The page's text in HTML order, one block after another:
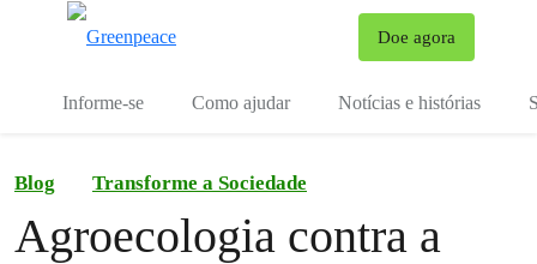
Doe agora
Informe-se Como ajudar Notícias e histórias
Blog Transforme a Sociedade
Agroecologia contra a